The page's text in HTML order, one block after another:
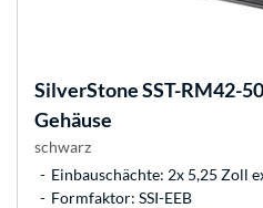
SilverStoneSST-RM42-
Gehäuse
schwarz
Einbauschächte: 2x 5,25 Zoll
Formfaktor: SSI-EEB